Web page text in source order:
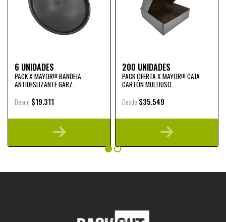
6 UNIDADES
PACK X MAYOR!!! BANDEJA
ANTIDESLIZANTE GARZ..
Desde $19.311
200 UNIDADES
PACK OFERTA X MAYOR!!! CAJA
CARTÓN MULTIUSO..
Desde $35.549